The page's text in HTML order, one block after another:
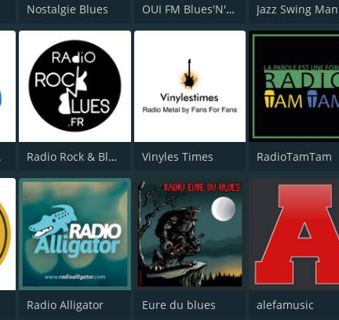
Nostalgie Blues OUI FM Blues'N'Rock
Radio Rock & Blues Vinyles Times RadioTamTam
Radio Alligator Eure du blues alefamusic